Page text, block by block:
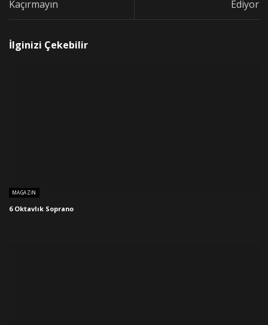
Kaçırmayın Ediyor
İlginizi Çekebilir
MAGAZIN
6 Oktavlık Soprano